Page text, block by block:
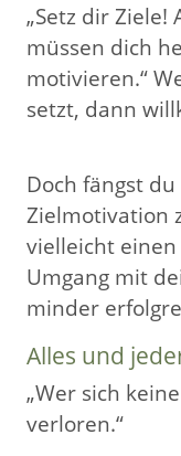
„Setz dir Ziele!
müssen dich
motivieren.“
setzt, dann
Doch fängst
Zielmotivation
vielleicht
Umgang mit
minder
Alles und
„Wer sich
verloren.“